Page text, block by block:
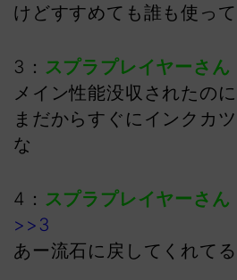
けどすすめても誰も使っ
3： スプラプレイヤーさん
メイン性能没収されたの
まだからすぐにインクカ
な
4： スプラプレイヤーさん
>>3
あー流石に戻してくれて